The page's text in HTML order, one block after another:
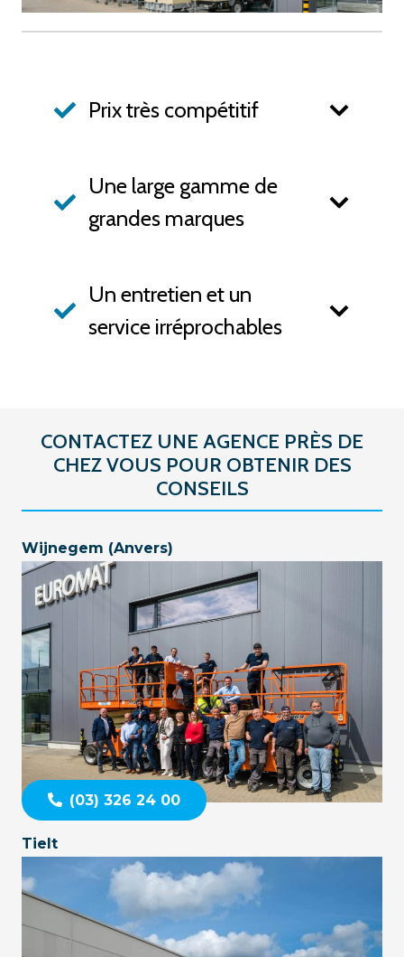
Prix très compétitif
Une large gamme de
grandes marques
Un entretien et un
service irréprochables
CONTACTEZ UNE AGENCE PRÈS DE
CHEZ VOUS POUR OBTENIR DES
CONSEILS
Wijnegem (Anvers)
(03) 326 24 00
Tielt